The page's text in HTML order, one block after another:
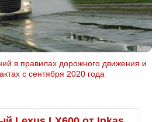
в правилах дорожного движения и
с сентября 2020 года